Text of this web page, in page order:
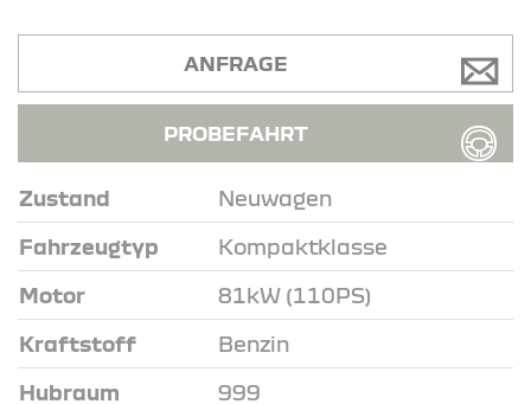
Zustand Neuwagen
Fahrzeugtyp Kompaktklasse
Motor 81kW (110PS)
Kraftstoff Benzin
Hubraum 999
ANFRAGE
PROBEFAHRT